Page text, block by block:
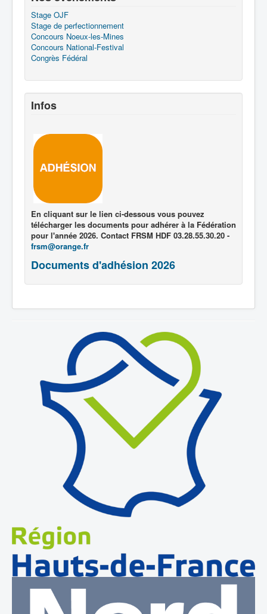
Stage OJF
Stage de perfectionnement
Concours Noeux-les-Mines
Concours National-Festival
Congrès Fédéral
Infos
En cliquant sur le lien ci-dessous vous pouvez
télécharger les documents pour adhérer à la Fédération
pour l'année 2026. Contact FRSM HDF 03.28.55.30.20 -
frsm@orange.fr
Documents d'adhésion 2026